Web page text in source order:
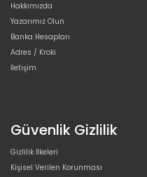
Hakkımızda
Yazarımız Olun
Banka Hesapları
Adres / Kroki
İletişim
Güvenlik Gizlilik
Gizlilik İlkeleri
Kişisel Verilen Korunması